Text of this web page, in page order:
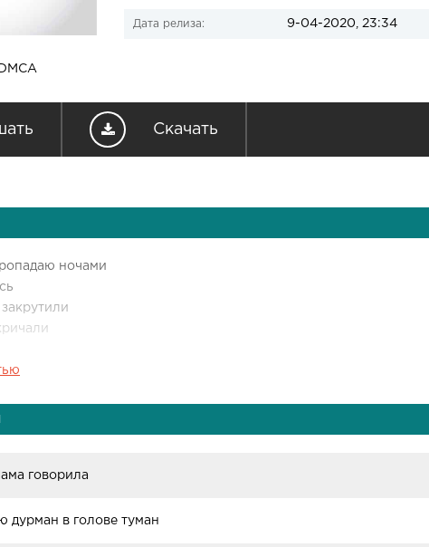
Дата релиза: 9-04-2020, 23:34
Скачать
ночами
ночами
говорила
дурман в голове туман